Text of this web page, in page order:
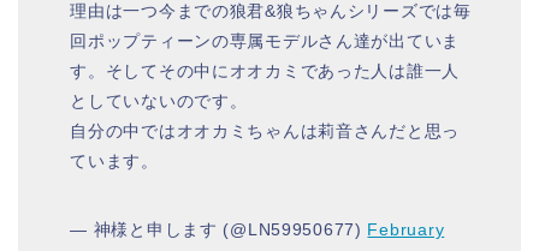
理由は一つ今までの狼君&狼ちゃんシリーズでは毎
回ポップティーンの専属モデルさん達が出ていま
す。そしてその中にオオカミであった人は誰一人
としていないのです。
自分の中ではオオカミちゃんは莉音さんだと思っ
ています。
— 神様と申します (@LN59950677) February